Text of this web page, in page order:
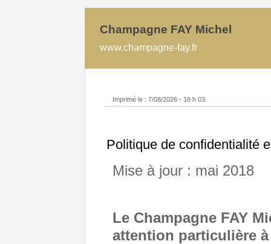
Champagne FAY Michel
www.champagne-fay.fr
Imprimé le : 7/08/2026 - 16 h 03.
Politique de confidentialité
Mise à jour : mai 2018
Le Champagne FAY
attention particulière